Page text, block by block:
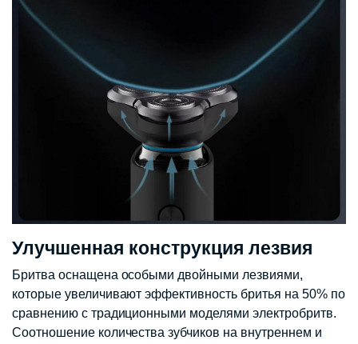
Улучшенная конструкция лезвия
Бритва оснащена особыми двойными лезвиями,
которые увеличивают эффективность бритья на 50% по
сравнению с традиционными моделями электробритв.
Соотношение количества зубчиков на внутреннем и